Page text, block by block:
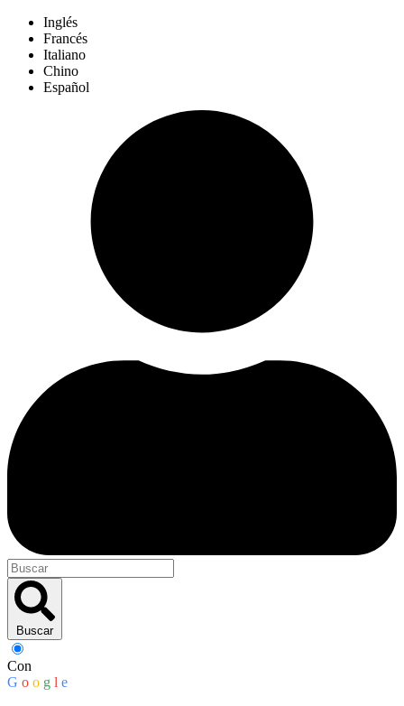
Inglés
Francés
Italiano
Chino
Español
Buscar
Con
G o o g l e